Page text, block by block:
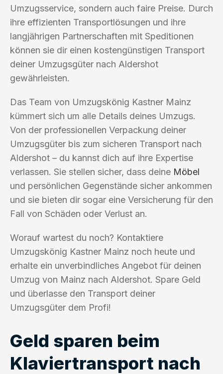
Umzugsservice, sondern auch faire Preise. Durch
ihre effizienten Transportlösungen und ihre
langjährigen Partnerschaften mit Speditionen
können sie dir einen kostengünstigen Transport
deiner Umzugsgüter nach Aldershot
gewährleisten.
Das Team von Umzugskönig Kastner Mainz
kümmert sich um alle Details deines Umzugs.
Von der professionellen Verpackung deiner
Umzugsgüter bis zum sicheren Transport nach
Aldershot – du kannst dich auf ihre Expertise
verlassen. Sie stellen sicher, dass deine Möbel
und persönlichen Gegenstände sicher ankommen
und sie bieten dir sogar eine Versicherung für den
Fall von Schäden oder Verlust an.
Worauf wartest du noch? Kontaktiere
Umzugskönig Kastner Mainz noch heute und
erhalte ein unverbindliches Angebot für deinen
Umzug von Mainz nach Aldershot. Spare Geld
und überlasse den Transport deiner
Umzugsgüter dem Profi!
Geld sparen beim
Klaviertransport nach